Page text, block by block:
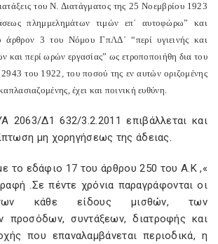
του Ν. Διατάγματος της 25 Νοεμβρίου 1923
πλημμελημάτων τιμών επ΄ αυτοφώρω” και
άρθρον 3 του Νόμου ΓπΛΔ΄ “περί υγιεινής και
και περί ωρών εργασίας” ως ετροποποιήθη δια του
του 1922, του ποσού της εν αυτών οριζομένης
έχει και ποινική ευθύνη.
2063/Δ1 632/3.2.2011 επιβάλλεται και
μη χορηγήσεως της άδειας.
το εδάφιο 17 του άρθρου 250 του Α.Κ ,«
.Σε πέντε χρόνια παραγράφονται οι
κάθε είδους μισθών, των
προσόδων, συντάξεων, διατροφής και
που επαναλαμβάνεται περιοδικά, η